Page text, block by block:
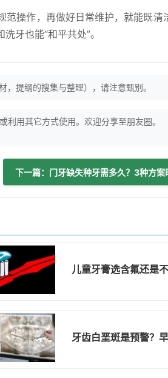
范操作，再做好日常维护，就能既清
牙也能“和平共处”。
提纲的搜集与整理），请注意甄别。
用其它方式使用。欢迎分享至朋友圈。
儿童牙膏选含氟还是
牙齿白垩斑是预警？